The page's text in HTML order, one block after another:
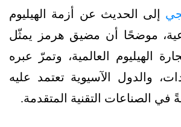
إلى الحديث عن أزمة الهيليوم
موضحًا أن مضيق هرمز يمثّل
الهيليوم العالمية، وتمرّ عبره
والدول الآسيوية تعتمد عليه
في الصناعات التقنية المتقدمة.